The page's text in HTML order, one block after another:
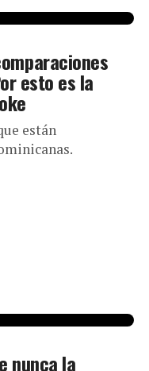
esto es la
están
nunca la